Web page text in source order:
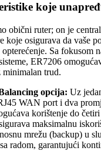
koje
obični ruter; on je
koje osigurava da vaše
Sa fokusom
ER7206
trud.
opcija: Uz
WAN port i dva
korištenje do
maksimalnu
mrežu (backup) u
radom, garantujući